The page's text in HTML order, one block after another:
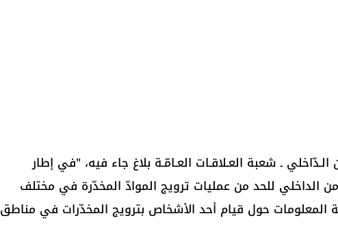
الـدّاخلي ـ شعبة العـلاقـات العـامّـة بلاغ جاء فيه، "في إطار
الداخلي للحد من عمليات ترويج الموادّ المخدّرة في مختلف
المعلومات حول قيام أحد الأشخاص بترويج المخدّرات في مناطق